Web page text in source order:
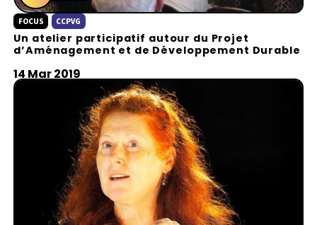
P
l
a
FOCUS CCPVG
Un atelier participatif autour du Projet
d’Aménagement et de Développement Durable
14 Mar 2019